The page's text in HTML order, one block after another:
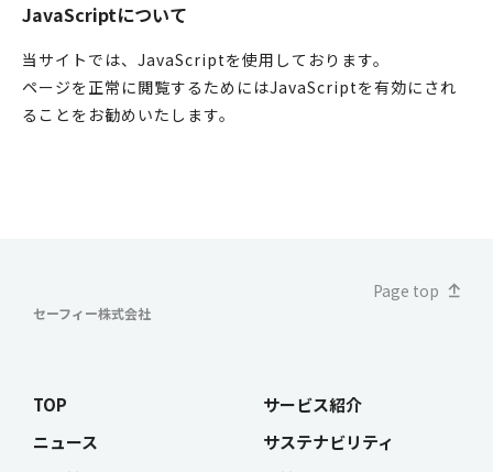
JavaScriptについて
当サイトでは、JavaScriptを使用しております。
ページを正常に閲覧するためにはJavaScriptを有効にされ
ることをお勧めいたします。
セーフィー株式会社
Page top
TOP
ニュース
サービス紹介
サステナビリティ